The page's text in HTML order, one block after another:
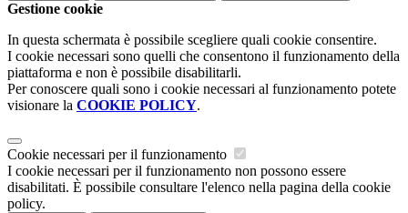
Gestione cookie
In questa schermata è possibile scegliere quali cookie consentire.
I cookie necessari sono quelli che consentono il funzionamento della
piattaforma e non è possibile disabilitarli.
Per conoscere quali sono i cookie necessari al funzionamento potete
visionare la COOKIE POLICY.
Cookie necessari per il funzionamento
I cookie necessari per il funzionamento non possono essere
disabilitati. È possibile consultare l'elenco nella pagina della cookie
policy.